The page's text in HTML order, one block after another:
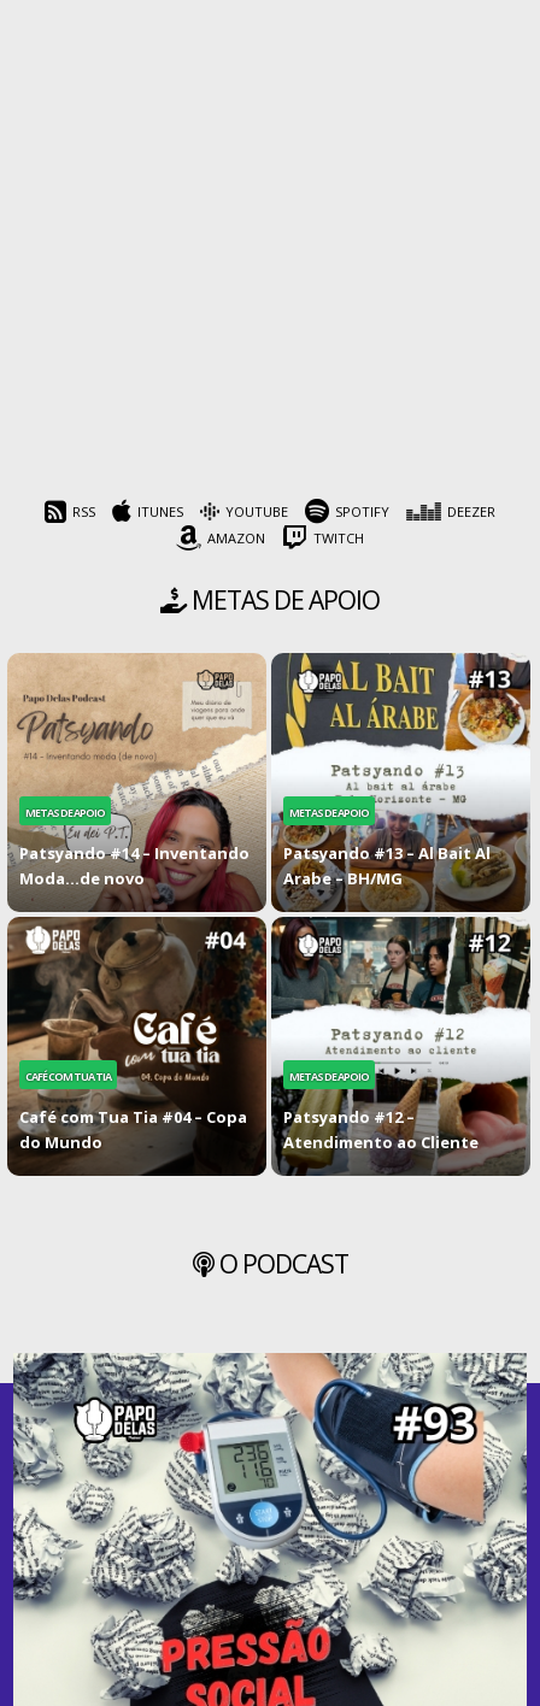
RSS ITUNES YOUTUBE SPOTIFY
DEEZER
AMAZON
TWITCH
METAS DE APOIO
METAS DE APOIO
Patsyando #14 – Inventando
Moda…de novo
METAS DE APOIO
Patsyando #13 – Al Bait Al
Arabe – BH/MG
CAFÉ COM TUA TIA
Café com Tua Tia #04 – Copa
do Mundo
METAS DE APOIO
Patsyando #12 –
Atendimento ao Cliente
O PODCAST